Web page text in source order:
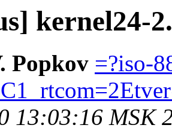
kernel24-
Popkov =?iso-
13:03:16 MSK